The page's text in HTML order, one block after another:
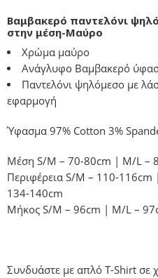
Βαμβακερό παντελόνι
στην μέση-Μαύρο
Χρώμα μαύρο
Ανάγλυφο Βαμβακερό
Παντελόνι ψηλόμεσο με
εφαρμογή
Ύφασμα 97% Cotton 3%
Μέση S/M – 70-80cm | M/L –
Περιφέρεια S/M – 110-
134-140cm
Μήκος S/M – 96cm | M/L –
Συνδυάστε με απλό T-Shirt σε